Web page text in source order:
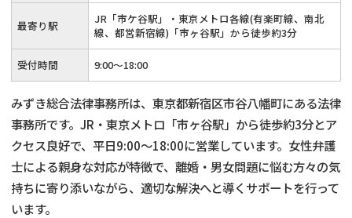
内縁の夫婦
慰謝料
DV
離婚の相談先
離婚したくない
最寄り駅
JR「市ケ谷駅」・東京メトロ各線(有楽町線、南北
線、都営新宿線)「市ヶ谷駅」から徒歩約3分
受付時間 9:00～18:00
みずき総合法律事務所は、東京都新宿区市谷八幡町にある法律
事務所です。JR・東京メトロ「市ヶ谷駅」から徒歩約3分とア
クセス良好で、平日9:00～18:00に営業しています。女性弁護
士による親身な対応が特徴で、離婚・男女問題に悩む方々の気
持ちに寄り添いながら、適切な解決へと導くサポートを行って
います。